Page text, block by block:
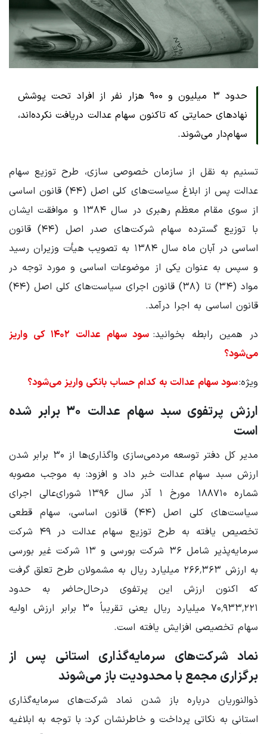
حدود ۳ میلیون و ۹۰۰ هزار نفر از افراد تحت پوشش
نهادهای حمایتی که تاکنون سهام عدالت دریافت نکرده‌اند،
سهام‌دار می‌شوند.
تسنیم به نقل از سازمان خصوصی سازی، طرح توزیع سهام
عدالت پس از ابلاغ سیاست‌های کلی اصل (۴۴) قانون اساسی
از سوی مقام معظم رهبری در سال ۱۳۸۴ و موافقت ایشان
با توزیع گسترده سهام شرکت‌های صدر اصل (۴۴) قانون
اساسی در آبان ماه سال ۱۳۸۴ به تصویب هیأت وزیران رسید
و سپس به عنوان یکی از موضوعات اساسی و مورد توجه در
مواد (۳۴) تا (۳۸) قانون اجرای سیاست‌های کلی اصل (۴۴)
قانون اساسی به اجرا درآمد.
در همین رابطه بخوانید:
سود سهام عدالت ۱۴۰۲ کی واریز
می‌شود؟
ویژه:سود سهام عدالت به کدام حساب بانکی واریز می‌شود؟
ارزش پرتفوی سبد سهام عدالت ۳۰ برابر شده
است
مدیر کل دفتر توسعه مردمی‌سازی واگذاری‌ها از ۳۰ برابر شدن
ارزش سبد سهام عدالت خبر داد و افزود: به موجب مصوبه
شماره ۱۸۸۷۱۰ مورخ ۱ آذر سال ۱۳۹۶ شورای‌عالی اجرای
سیاست‌های کلی اصل (۴۴) قانون اساسی، سهام قطعی
تخصیص یافته به طرح توزیع سهام عدالت در ۴۹ شرکت
سرمایه‌پذیر شامل ۳۶ شرکت بورسی و ۱۳ شرکت غیر بورسی
به ارزش ۲۶۶٬۳۶۳ میلیارد ریال به مشمولان طرح تعلق گرفت
که اکنون ارزش این پرتفوی درحال‌حاضر به حدود
۷۰٬۹۳۳٬۲۲۱ میلیارد ریال یعنی تقریباً ۳۰ برابر ارزش اولیه
سهام تخصیصی افزایش یافته است.
نماد شرکت‌های سرمایه‌گذاری استانی پس از
برگزاری مجمع با محدودیت باز می‌شوند
ذوالنوریان درباره باز شدن نماد شرکت‌های سرمایه‌گذاری
استانی به نکاتی پرداخت و خاطرنشان کرد: با توجه به ابلاغیه